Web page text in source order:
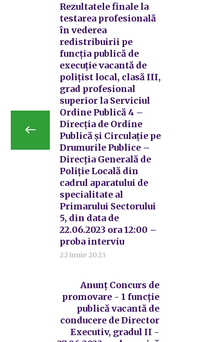
Rezultatele finale la
testarea profesională
în vederea
redistribuirii pe
funcția publică de
execuție vacantă de
polițist local, clasă III,
grad profesional
superior la Serviciul
Ordine Publică 4 –
Direcția de Ordine
Publică și Circulație pe
Drumurile Publice –
Direcția Generală de
Poliție Locală din
cadrul aparatului de
specialitate al
Primarului Sectorului
5, din data de
22.06.2023 ora 12:00 –
proba interviu
22 iunie 2023
Anunț Concurs de
promovare - 1 funcție
publică vacantă de
conducere de Director
Executiv, gradul II -